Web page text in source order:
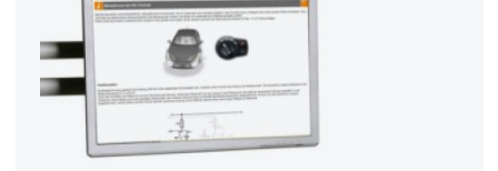
Digitalmultimeter Multi 13S
LM2330